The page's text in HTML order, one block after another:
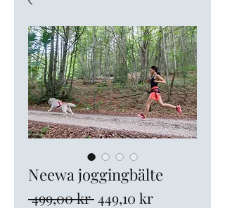
Neewa joggingbälte
499,00 kr Ordinarie
449,10 krReapris